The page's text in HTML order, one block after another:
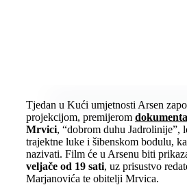
Tjedan u Kući umjetnosti Arsen
projekcijom, premijerom
Mrvici, “dobrom duhu Jadrolinije”,
trajektne luke i šibenskom bodulu,
nazivati. Film će u Arsenu biti
veljače od 19 sati, uz prisustvo
Marjanovića te obitelji Mrvica.